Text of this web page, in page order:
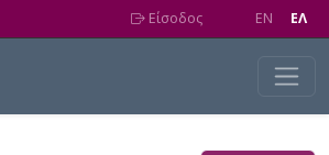
Είσοδος EN EΛ